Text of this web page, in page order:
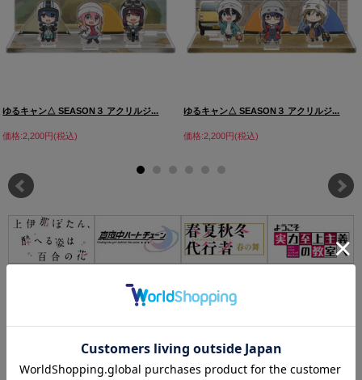
ゆるキャン△ SEASON３ アクリルジ...
価格:2,200円(税込)
ゆるキャン△ SEASON３ アクリルジ...
価格:2,200円(税込)